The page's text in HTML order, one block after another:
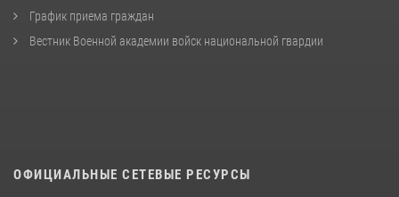
График приема граждан
Вестник Военной академии войск национальной гвардии
ОФИЦИАЛЬНЫЕ СЕТЕВЫЕ РЕСУРСЫ